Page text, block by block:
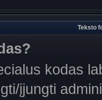
Teksto
kodas
įjungti